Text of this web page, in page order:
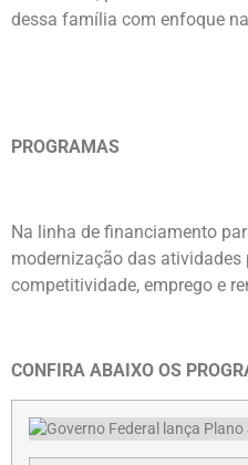
dessa família com enfoque
PROGRAMAS
Na linha de financiamento
modernização das
competitividade, emprego e
CONFIRA ABAIXO OS